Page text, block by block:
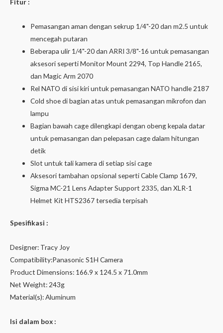
Fitur :
Pemasangan aman dengan sekrup 1/4"-20 dan m2.5 untuk
mencegah putaran
Beberapa ulir 1/4"-20 dan ARRI 3/8"-16 untuk pemasangan
aksesori seperti Monitor Mount 2294, Top Handle 2165,
dan Magic Arm 2070
Rel NATO di sisi kiri untuk pemasangan NATO handle 2187
Cold shoe di bagian atas untuk pemasangan mikrofon dan
lampu
Bagian bawah cage dilengkapi dengan obeng kepala datar
untuk pemasangan dan pelepasan cage dalam hitungan
detik
Slot untuk tali kamera di setiap sisi cage
Aksesori tambahan opsional seperti Cable Clamp 1679,
Sigma MC-21 Lens Adapter Support 2335, dan XLR-1
Helmet Kit HTS2367 tersedia terpisah
Spesifikasi :
Designer: Tracy Joy
Compatibility:Panasonic S1H Camera
Product Dimensions: 166.9 x 124.5 x 71.0mm
Net Weight: 243g
Material(s): Aluminum
Isi dalam box :